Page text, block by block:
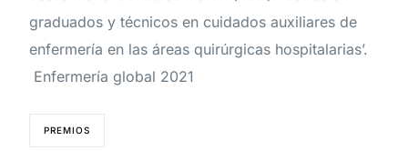
graduados y técnicos en cuidados auxiliares de
enfermería en las áreas quirúrgicas hospitalarias’.
Enfermería global 2021
PREMIOS